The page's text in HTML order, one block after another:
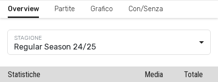
Overview Partite Grafico Con/Senza
Regular Season 24/25
Statistiche Media
Totale